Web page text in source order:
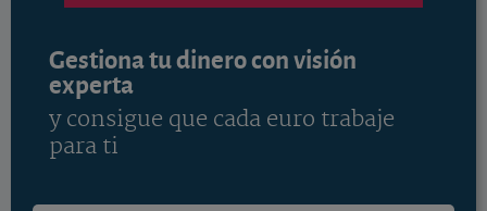
Gestiona tu dinero con visión
experta
y consigue que cada euro trabaje
para ti